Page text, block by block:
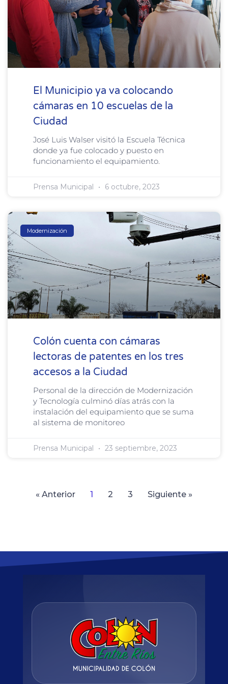
El Municipio ya va colocando
cámaras en 10 escuelas de la
Ciudad
José Luis Walser visitó la Escuela Técnica
donde ya fue colocado y puesto en
funcionamiento el equipamiento.
Prensa Municipal 6 octubre, 2023
Modernización
Colón cuenta con cámaras
lectoras de patentes en los tres
accesos a la Ciudad
Personal de la dirección de Modernización
y Tecnología culminó días atrás con la
instalación del equipamiento que se suma
al sistema de monitoreo
Prensa Municipal 23 septiembre, 2023
« Anterior 1 2 3 Siguiente »